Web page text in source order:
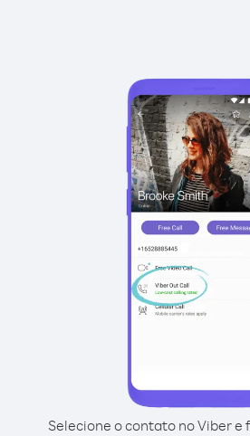
Selecione o contato no Viber e